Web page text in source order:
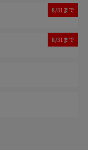
8/31まで
8/31まで